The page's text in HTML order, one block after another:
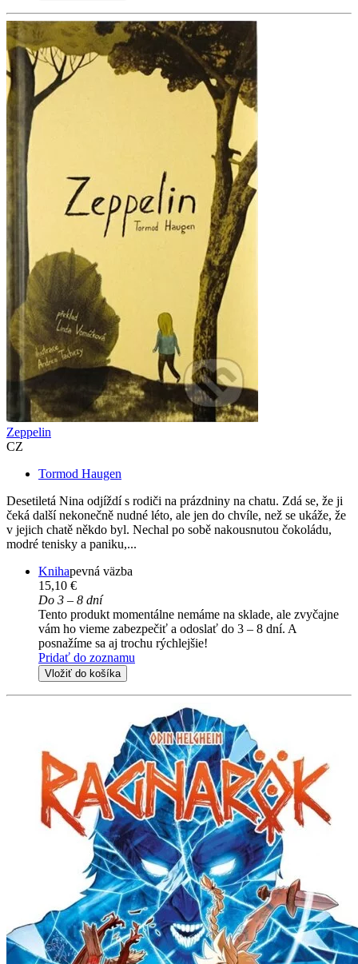
Zeppelin
CZ
Tormod Haugen
Desetiletá Nina odjíždí s rodiči na prázdniny na chatu. Zdá se, že ji
čeká další nekonečně nudné léto, ale jen do chvíle, než se ukáže, že
v jejich chatě někdo byl. Nechal po sobě nakousnutou čokoládu,
modré tenisky a paniku,...
Knihapevná väzba
15,10 €
Do 3 – 8 dní
Tento produkt momentálne nemáme na sklade, ale zvyčajne
vám ho vieme zabezpečiť a odoslať do 3 – 8 dní. A
posnažíme sa aj trochu rýchlejšie!
Pridať do zoznamu
Vložiť do košíka